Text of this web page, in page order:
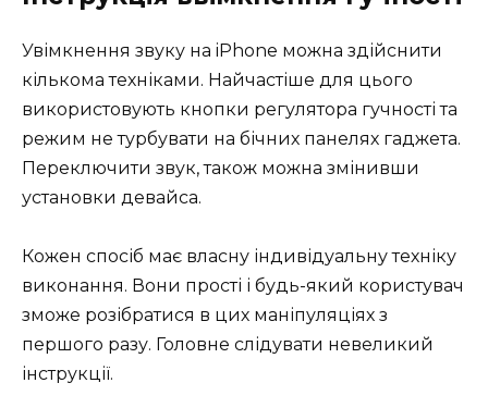
Увімкнення звуку на iPhone можна здійснити
кількома техніками. Найчастіше для цього
використовують кнопки регулятора гучності та
режим не турбувати на бічних панелях гаджета.
Переключити звук, також можна змінивши
установки девайса.
Кожен спосіб має власну індивідуальну техніку
виконання. Вони прості і будь-який користувач
зможе розібратися в цих маніпуляціях з
першого разу. Головне слідувати невеликий
інструкції.